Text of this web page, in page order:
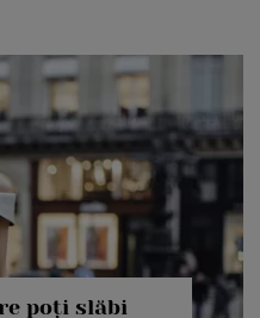
poți slăbi